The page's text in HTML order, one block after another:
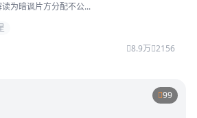
为暗讽片方分配不公...
8.9万 2156
99